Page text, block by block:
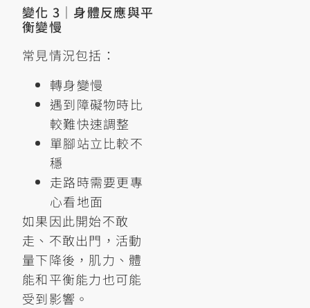
變化 3｜身體反應與平
衡變慢
常見情況包括：
轉身變慢
遇到障礙物時比
較難快速調整
單腳站立比較不
穩
走路時需要更專
心看地面
如果因此開始不敢
走、不敢出門，活動
量下降後，肌力、體
能和平衡能力也可能
受到影響。